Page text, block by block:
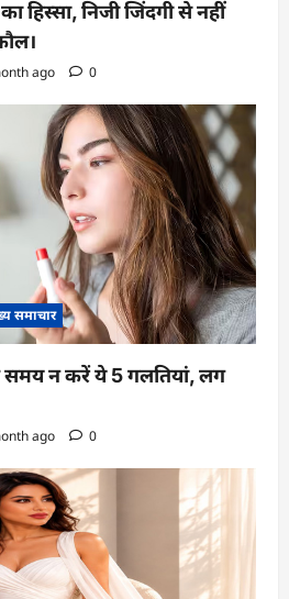
हिस्सा, निजी जिंदगी से नहीं
ago 0
समाचार
न करें ये 5 गलतियां, लग
ago 0